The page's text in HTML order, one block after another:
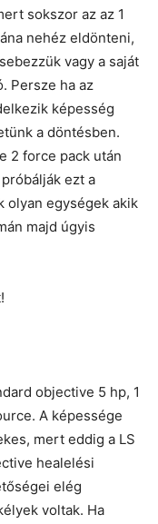
sokszor az az 1
nehéz eldönteni,
vagy a saját
Persze ha az
képesség
a döntésben.
2 force pack után
ezt a
olyan egységek akik
majd úgyis
objective 5 hp, 1
A képessége
mert eddig a LS
healelési
elég
voltak. Ha